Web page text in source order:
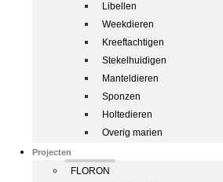
Libellen
Weekdieren
Kreeftachtigen
Stekelhuidigen
Manteldieren
Sponzen
Holtedieren
Overig marien
Projecten
FLORON